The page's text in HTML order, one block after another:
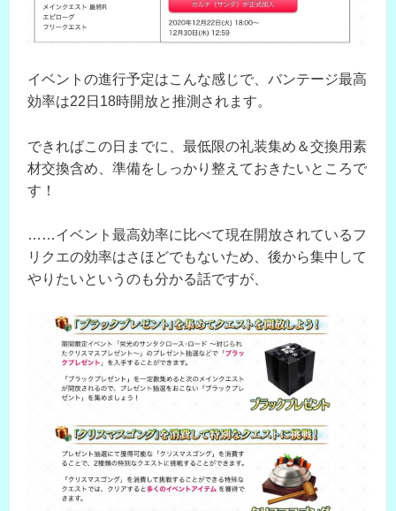
イベントの進行予定はこんな感じで、バンテージ最高
効率は22日18時開放と推測されます。
できればこの日までに、最低限の礼装集め＆交換用素
材交換含め、準備をしっかり整えておきたいところで
す！
……イベント最高効率に比べて現在開放されているフ
リクエの効率はさほどでもないため、後から集中して
やりたいというのも分かる話ですが、